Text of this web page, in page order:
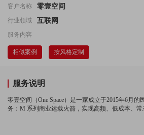
客户名称 零壹空间
行业领域 互联网
服务内容
相似案例 按风格定制
服务说明
零壹空间（One Space）是一家成立于2015年6月
务：M 系列商业运载火箭，实现高频、低成本、